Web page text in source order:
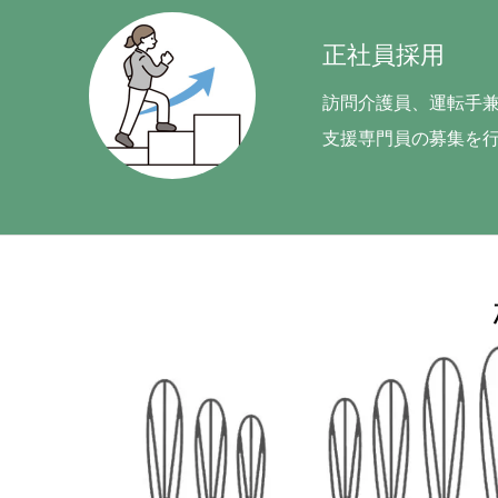
お知らせ
HOME 会社案内 サービスご
正社員採用
訪問介護員、運転手
支援専門員の募集を